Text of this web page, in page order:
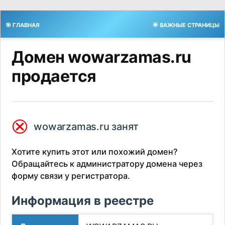
🎯 ГЛАВНАЯ 🌟 ВАЖНЫЕ СТРАНИЦЫ
Домен wowarzamas.ru
продается
⮿ wowarzamas.ru занят
Хотите купить этот или похожий домен?
Обращайтесь к администратору домена через
форму связи у регистратора.
Информация в реестре